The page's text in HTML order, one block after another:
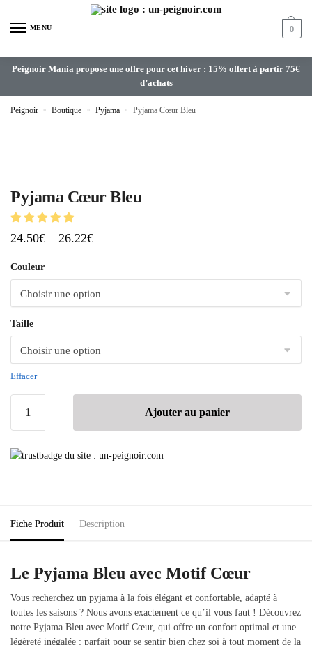
MENU 0
Peignoir Mania propose une offre pour cet hiver : 15% offert à partir 75€
d’achats
Peignoir » Boutique » Pyjama » Pyjama Cœur Bleu
Pyjama Cœur Bleu
24.50€ – 26.22€
Couleur
Taille
Effacer
Ajouter au panier
Fiche Produit Description
Le Pyjama Bleu avec Motif Cœur
Vous recherchez un pyjama à la fois élégant et confortable, adapté à
toutes les saisons ? Nous avons exactement ce qu’il vous faut ! Découvrez
notre Pyjama Bleu avec Motif Cœur, qui offre un confort optimal et une
légèreté inégalée : parfait pour se sentir bien chez soi à tout moment de la